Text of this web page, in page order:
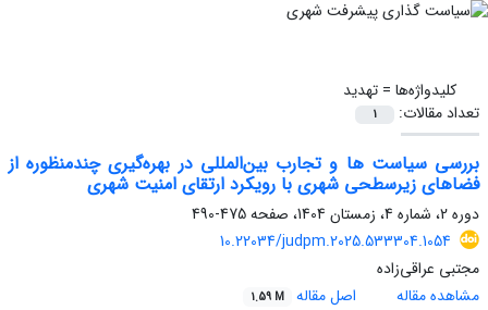
کلیدواژه‌ها =تهدید
تعداد مقالات:
1
بررسی سیاست ‏ها و تجارب بین‌المللی در بهره‌گیری چندمنظوره از
فضاهای زیرسطحی شهری با رویکرد ارتقای امنیت شهری
دوره 2، شماره 4، زمستان 1404، صفحه
475-490
10.22034/judpm.2025.533304.1054
مجتبی عراقی‌زاده
مشاهده مقاله
اصل مقاله 1.59 M